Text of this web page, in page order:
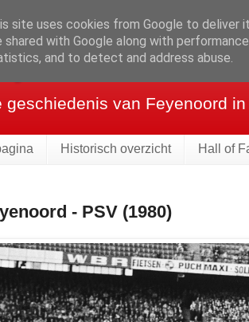
in beeld
geschiedenis van Feyenoord
Historisch overzicht Hall of
- PSV (1980)
site uses cookies from Google to deliver
shared with Google along with
and to detect and address abuse.